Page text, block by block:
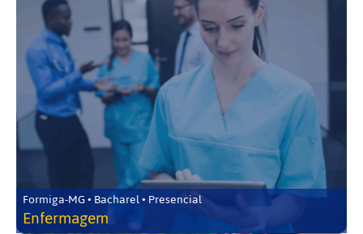
Formiga-MG • Bacharel • Presencial
Enfermagem